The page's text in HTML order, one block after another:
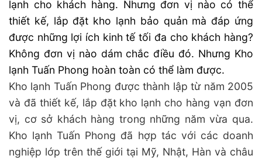
lạnh cho khách hàng. Nhưng đơn vị nào có thể
thiết kế, lắp đặt kho lạnh bảo quản mà đáp ứng
được những lợi ích kinh tế tối đa cho khách hàng?
Không đơn vị nào dám chắc điều đó. Nhưng Kho
lạnh Tuấn Phong hoàn toàn có thể làm được.
Kho lạnh Tuấn Phong được thành lập từ năm 2005
và đã thiết kế, lắp đặt kho lạnh cho hàng vạn đơn
vị, cơ sở khách hàng trong những năm vừa qua.
Kho lạnh Tuấn Phong đã hợp tác với các doanh
nghiệp lớp trên thế giới tại Mỹ, Nhật, Hàn và châu